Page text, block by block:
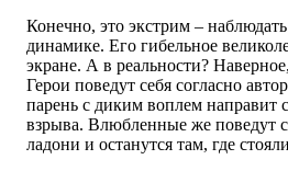
Конечно, это экстрим –
динамике. Его гибельное
экране. А в реальности?
Герои поведут себя согласно
парень с диким воплем направит
взрыва. Влюбленные же поведут
ладони и останутся там, где